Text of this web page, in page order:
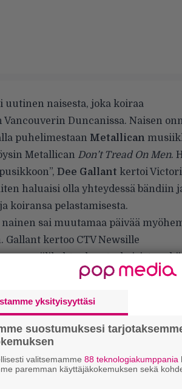
naisesta, joka koiraa
Duncanissa. Naisen
puhelimestaan Metallican
Metallican Don’t Tread On Men.
Dee Gallant kertoi
haluaisi olla yhteydessä bändiin
koiransa pelastamisesta.
sai muutamaa päivää
Gallant kertoo CTV Newsille
koirista sekä
Hetfield lähetti Gallantille selfien
oikeasti Metallican nokkamiehen
yksityisyyttäsi
suostumuksesi
valitsemamme 88 teknologiakumppania
paremman käyttäjäkokemuksen sekä